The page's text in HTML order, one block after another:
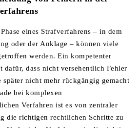
eines Strafverfahrens – in dem
oder der Anklage – können viele
werden. Ein kompetenter
dafür, dass nicht versehentlich Fehler
später nicht mehr rückgängig gemacht
bei komplexen
Verfahren ist es von zentraler
die richtigen rechtlichen Schritte zu